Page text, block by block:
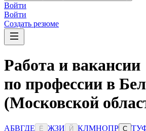
Войти
Войти
Создать резюме
Работа и вакансии
по профессии в
(Московской
АБВГДЕ Ё ЖЗИ Й КЛМНОПР С ТУ